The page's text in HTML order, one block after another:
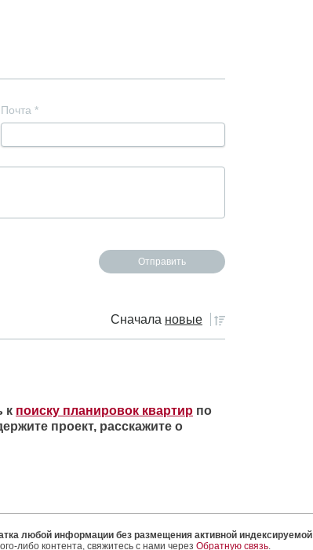
Почта *
Сначала новые
к поиску планировок квартир по
проект, расскажите о
любой информации без размещения активной индексируемой
либо контента, свяжитесь с нами через Обратную связь.